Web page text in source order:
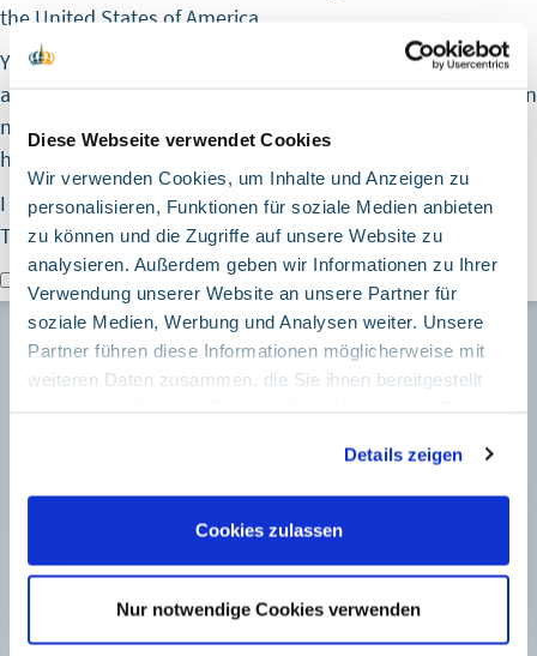
Diese Webseite verwendet Cookies
Wir verwenden Cookies, um Inhalte und Anzeigen zu
personalisieren, Funktionen für soziale Medien anbieten
zu können und die Zugriffe auf unsere Website zu
analysieren. Außerdem geben wir Informationen zu Ihrer
Verwendung unserer Website an unsere Partner für
soziale Medien, Werbung und Analysen weiter. Unsere
Partner führen diese Informationen möglicherweise mit
weiteren Daten zusammen, die Sie ihnen bereitgestellt
Cookies, wenn Sie unsere Webseite weiterhin nutzen.
Google Tag Manager
Beschreibung des Services Dies ist ein Tag-
Management-System. Über den Google Tag Manager
können Tags zentral über eine Benutzeroberfläche
Details zeigen
Cookies zulassen
Nur notwendige Cookies verwenden
the United States of America.
You further acknowledge that the following information
and documents neither constitute an offer nor an invitation
nor a recommendation to subscribe to or to purchase, to
hold or sell securities.
I AM NOT A U.S. RESIDENT AND AGREE WITH THE ABOVE
TERMS
I accept Proceed Cancel
Membership
Membership Services
Meine MHB